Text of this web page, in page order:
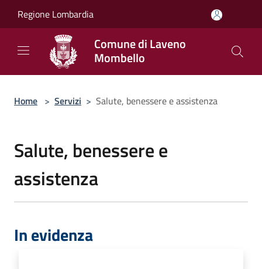
Regione Lombardia
Comune di Laveno
Mombello
Home > Servizi > Salute, benessere e assistenza
Salute, benessere e
assistenza
In evidenza